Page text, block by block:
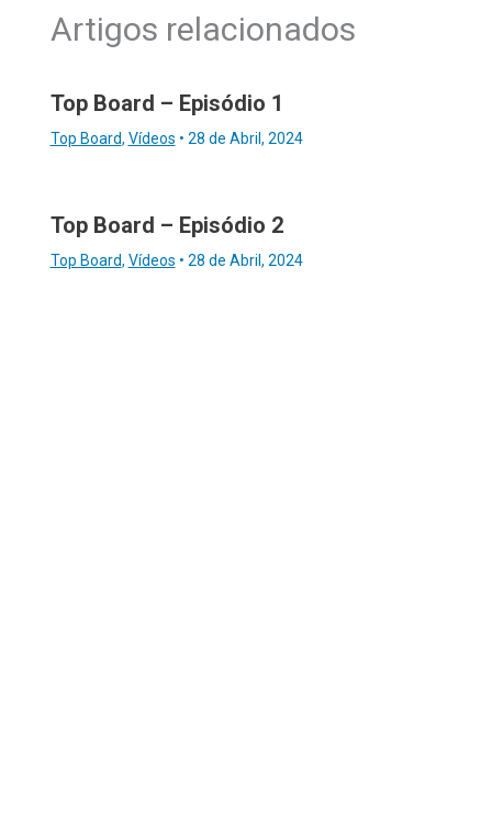
Artigos relacionados
Top Board – Episódio 1
Top Board, Vídeos • 28 de Abril, 2024
Top Board – Episódio 2
Top Board, Vídeos • 28 de Abril, 2024